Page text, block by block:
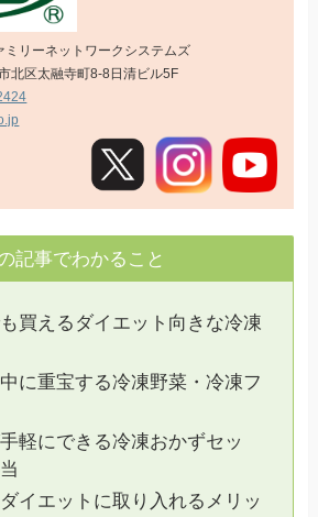
ミリーネットワークシステムズ
北区太融寺町8-8日清ビル5F
記事でわかること
買えるダイエット向きな冷凍
に重宝する冷凍野菜・冷凍フ
軽にできる冷凍おかずセッ
イエットに取り入れるメリッ